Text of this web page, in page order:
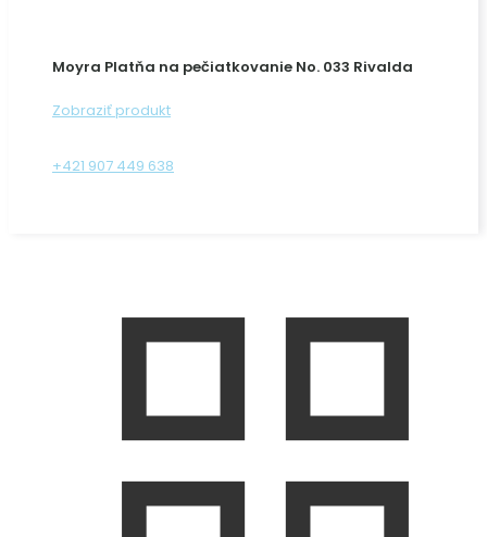
Moyra Platňa na pečiatkovanie No. 033 Rivalda
Zobraziť produkt
+421 907 449 638